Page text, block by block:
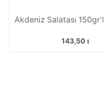
Akdeniz Salatası
143,50